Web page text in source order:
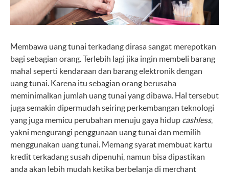
Membawa uang tunai terkadang dirasa sangat merepotkan
bagi sebagian orang. Terlebih lagi jika ingin membeli barang
mahal seperti kendaraan dan barang elektronik dengan
uang tunai. Karena itu sebagian orang berusaha
meminimalkan jumlah uang tunai yang dibawa. Hal tersebut
juga semakin dipermudah seiring perkembangan teknologi
yang juga memicu perubahan menuju gaya hidup cashless,
yakni mengurangi penggunaan uang tunai dan memilih
menggunakan uang tunai. Memang syarat membuat kartu
kredit terkadang susah dipenuhi, namun bisa dipastikan
anda akan lebih mudah ketika berbelanja di merchant